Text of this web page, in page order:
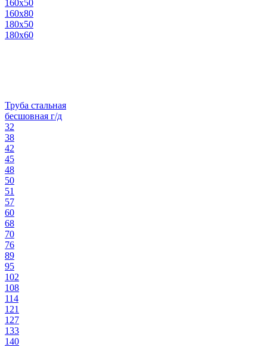
160х50
160х80
180х50
180х60
Труба стальная
бесшовная г/д
32
38
42
45
48
50
51
57
60
68
70
76
89
95
102
108
114
121
127
133
140